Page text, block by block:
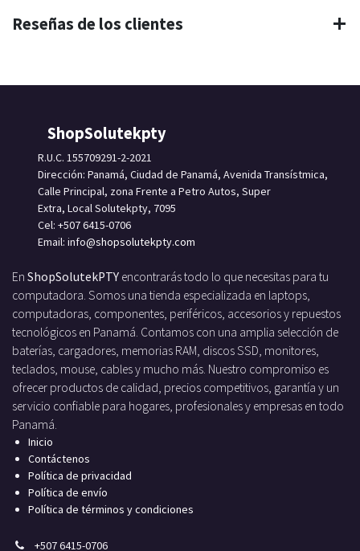
Reseñas de los clientes
ShopSolutekpty
R.U.C. 155709291-2-2021
Dirección: Panamá, Ciudad de Panamá, Avenida Transístmica,
Calle Principal, zona Frente a Petro Autos, Super
Extra, Local Solutekpty, 7095
Cel: +507 6415-0706
Email: info@shopsolutekpty.com
En ShopSolutekPTY encontrarás todo lo que necesitas para tu
computadora. Somos una tienda especializada en laptops,
computadoras, componentes, periféricos, accesorios y repuestos
tecnológicos en Panamá. Contamos con una amplia selección de
baterías, cargadores, memorias RAM, discos SSD, monitores,
teclados, mouse, cables y mucho más. Nuestro compromiso es
ofrecer productos de calidad, precios competitivos, garantía y un
servicio confiable para hogares, profesionales y empresas en todo
Panamá.
Inicio
Contáctenos
Política de privacidad
Política de envío
Política de términos y condiciones
+507 6415-0706